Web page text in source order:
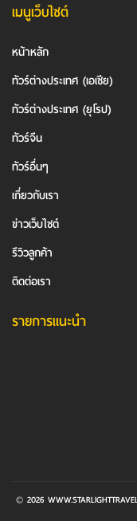
เมนูเว็บไซต์
หน้าหลัก
ทัวร์ต่างประเทศ (เอเชีย)
ทัวร์ต่างประเทศ (ยุโรป)
ทัวร์จีน
ทัวร์อื่นๆ
เกี่ยวกับเรา
ข่าวเว็บไซต์
รีวิวลูกค้า
ติดต่อเรา
รายการแนะนำ
© 2026